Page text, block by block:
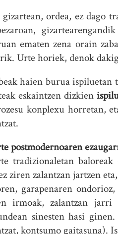
ordea, ez dago
ematen zena orain
Urte horiek, denok
haien burua
eskaintzen dizkien
konplexu horretan,
postmodernoaren
tradizionaletan
ziren zalantzan jartzen
garapenaren
irmoak, zalantzan jarri
sinesten hasi
kontsumo gaitasuna).